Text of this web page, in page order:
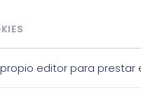
editor para prestar